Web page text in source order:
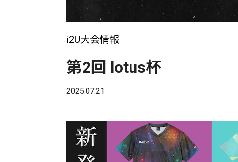
i2U大会情報
第2回 lotus杯
2025.07.21